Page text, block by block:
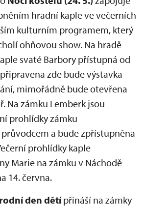
hradní kaple ve večerních
kulturním programem, který
ohňovou show. Na hradě
svaté Barbory přístupná od
zde bude výstavka
mimořádně bude otevřena
Na zámku Lemberk jsou
prohlídky zámku
a bude zpřístupněna
prohlídky kaple
Marie na zámku v Náchodě
14. června.
den dětípřináší na zámky